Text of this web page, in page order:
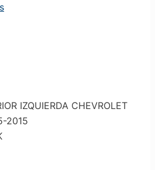
IZQUIERDA CHEVROLET
2015